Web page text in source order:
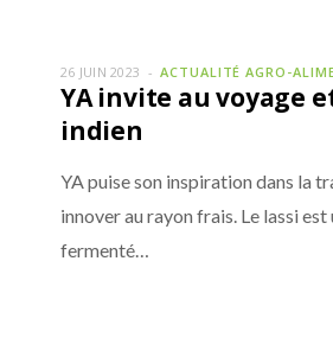
26 JUIN 2023 ACTUALITÉ AGRO-
YA invite au voyage
indien
YA puise son inspiration dans la
innover au rayon frais. Le lassi
fermenté…